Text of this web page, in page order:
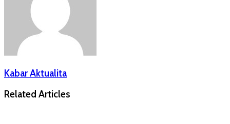
Kabar Aktualita
Related Articles